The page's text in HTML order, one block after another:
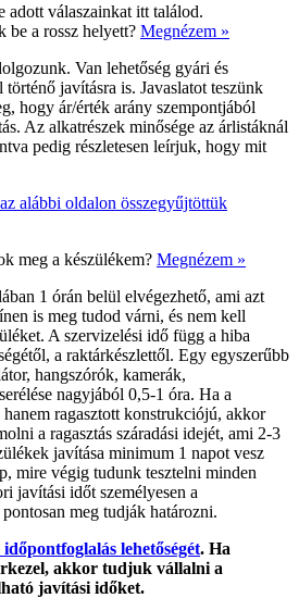
adott válaszainkat itt találod.
be a rossz helyett? Megnézem »
Van lehetőség gyári és
javításra is. Javaslatot teszünk
hogy ár/érték arány szempontjából
Az alkatrészek minősége az árlistáknál
pedig részletesen leírjuk, hogy mit
alábbi oldalon összegyűjtöttük
meg a készülékem? Megnézem »
1 órán belül elvégezhető, ami azt
is meg tudod várni, és nem kell
A szervizelési idő függ a hiba
a raktárkészlettől. Egy egyszerűbb
hangszórók, kamerák,
nagyjából 0,5-1 óra. Ha a
ragasztott konstrukciójú, akkor
a ragasztás száradási idejét, ami 2-3
javítása minimum 1 napot vesz
mire végig tudunk tesztelni minden
javítási időt személyesen a
meg tudják határozni.
időpontfoglalás lehetőségét. Ha
akkor tudjuk vállalni a
javítási időket.